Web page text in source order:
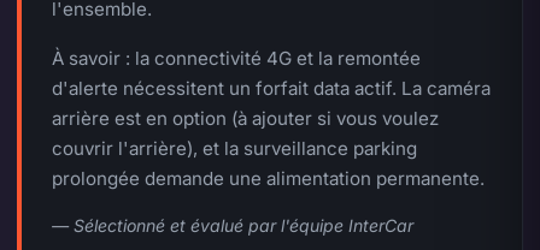
l'ensemble.
À savoir : la connectivité 4G et la remontée
d'alerte nécessitent un forfait data actif. La caméra
arrière est en option (à ajouter si vous voulez
couvrir l'arrière), et la surveillance parking
prolongée demande une alimentation permanente.
— Sélectionné et évalué par l'équipe InterCar